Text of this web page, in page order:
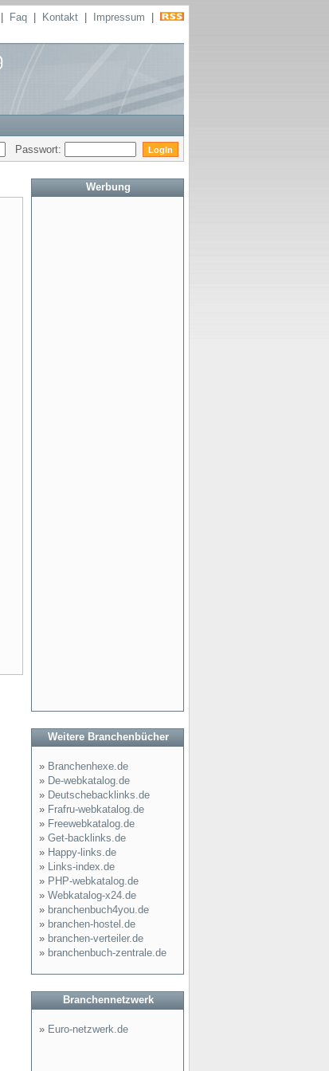
Faq Kontakt Impressum
Passwort:
Werbung
Weitere Branchenbücher
» Branchenhexe.de
» De-webkatalog.de
» Deutschebacklinks.de
» Frafru-webkatalog.de
» Freewebkatalog.de
» Get-backlinks.de
» Happy-links.de
» Links-index.de
» PHP-webkatalog.de
» Webkatalog-x24.de
» branchenbuch4you.de
» branchen-hostel.de
» branchen-verteiler.de
» branchenbuch-zentrale.de
Branchennetzwerk
» Euro-netzwerk.de